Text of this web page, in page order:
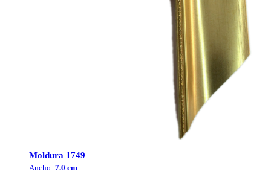
Moldura 1749
Ancho: 7.0 cm